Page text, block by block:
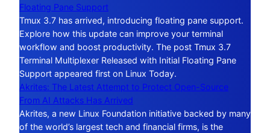
Floating Pane Support
Tmux 3.7 has arrived, introducing floating pane support.
Explore how this update can improve your terminal
workflow and boost productivity. The post Tmux 3.7
Terminal Multiplexer Released with Initial Floating Pane
Support appeared first on Linux Today.
Akrites: The Latest Attempt to Protect Open-Source
From AI Attacks Has Arrived
Akrites, a new Linux Foundation initiative backed by many
of the world’s largest tech and financial firms, is the